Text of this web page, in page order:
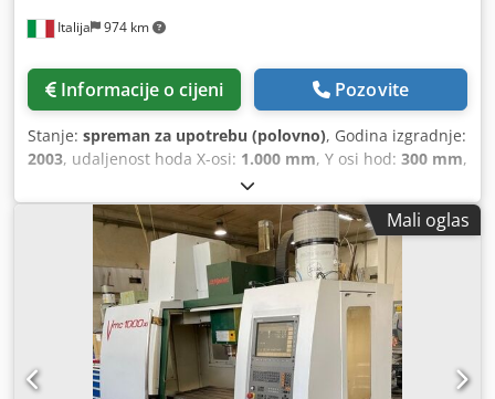
Italija 974 km
Informacije o cijeni Pozovite
Stanje: spreman za upotrebu (polovno), Godina izgradnje:
2003, udaljenost hoda X-osi: 1.000 mm, Y osi hod: 300 mm,
500 mm
HEIDENHAIN, model kontrolera:530, maksimalna brzina
10.000 okret/min, broj mjesta u spremniku alata:
, broj osovina:
Mali oglas